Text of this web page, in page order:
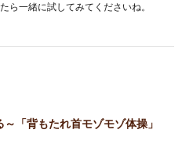
ら一緒に試してみてくださいね。
「背もたれ首モゾモゾ体操」